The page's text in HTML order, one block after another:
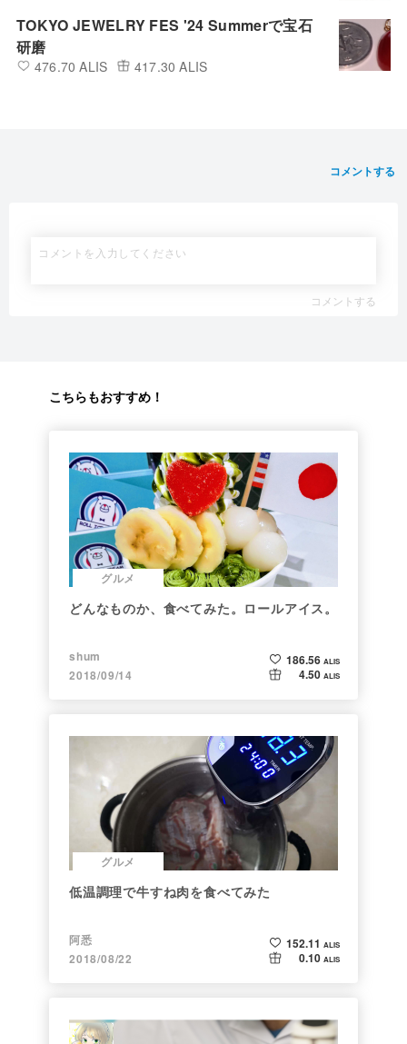
TOKYO JEWELRY FES '24 Summerで宝石
研磨
476.70 ALIS 417.30 ALIS
コメントする
コメントする
こちらもおすすめ！
グルメ
どんなものか、食べてみた。ロールアイス。
shum
2018/09/14
186.56 ALIS
4.50 ALIS
グルメ
低温調理で牛すね肉を食べてみた
阿悉
2018/08/22
152.11 ALIS
0.10 ALIS